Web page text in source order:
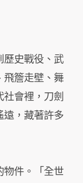
歷史戰役、武
飛簷走壁、舞
會裡，刀劍
，藏著許多
物件。「全世